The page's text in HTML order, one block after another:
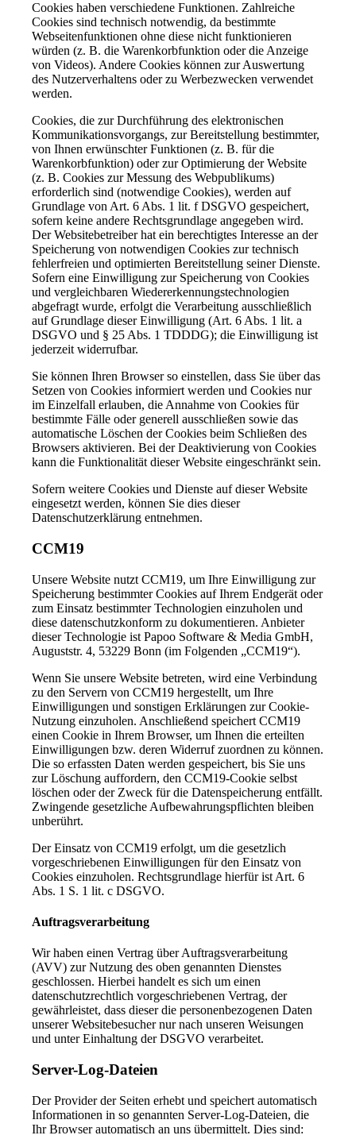
Cookies haben verschiedene Funktionen. Zahlreiche
Cookies sind technisch notwendig, da bestimmte
Webseitenfunktionen ohne diese nicht funktionieren
würden (z. B. die Warenkorbfunktion oder die Anzeige
von Videos). Andere Cookies können zur Auswertung
des Nutzerverhaltens oder zu Werbezwecken verwendet
werden.
Cookies, die zur Durchführung des elektronischen
Kommunikationsvorgangs, zur Bereitstellung bestimmter,
von Ihnen erwünschter Funktionen (z. B. für die
Warenkorbfunktion) oder zur Optimierung der Website
(z. B. Cookies zur Messung des Webpublikums)
erforderlich sind (notwendige Cookies), werden auf
Grundlage von Art. 6 Abs. 1 lit. f DSGVO gespeichert,
sofern keine andere Rechtsgrundlage angegeben wird.
Der Websitebetreiber hat ein berechtigtes Interesse an der
Speicherung von notwendigen Cookies zur technisch
fehlerfreien und optimierten Bereitstellung seiner Dienste.
Sofern eine Einwilligung zur Speicherung von Cookies
und vergleichbaren Wiedererkennungstechnologien
abgefragt wurde, erfolgt die Verarbeitung ausschließlich
auf Grundlage dieser Einwilligung (Art. 6 Abs. 1 lit. a
DSGVO und § 25 Abs. 1 TDDDG); die Einwilligung ist
jederzeit widerrufbar.
Sie können Ihren Browser so einstellen, dass Sie über das
Setzen von Cookies informiert werden und Cookies nur
im Einzelfall erlauben, die Annahme von Cookies für
bestimmte Fälle oder generell ausschließen sowie das
automatische Löschen der Cookies beim Schließen des
Browsers aktivieren. Bei der Deaktivierung von Cookies
kann die Funktionalität dieser Website eingeschränkt sein.
Sofern weitere Cookies und Dienste auf dieser Website
eingesetzt werden, können Sie dies dieser
Datenschutzerklärung entnehmen.
CCM19
Unsere Website nutzt CCM19, um Ihre Einwilligung zur
Speicherung bestimmter Cookies auf Ihrem Endgerät oder
zum Einsatz bestimmter Technologien einzuholen und
diese datenschutzkonform zu dokumentieren. Anbieter
dieser Technologie ist Papoo Software & Media GmbH,
Auguststr. 4, 53229 Bonn (im Folgenden „CCM19“).
Wenn Sie unsere Website betreten, wird eine Verbindung
zu den Servern von CCM19 hergestellt, um Ihre
Einwilligungen und sonstigen Erklärungen zur Cookie-
Nutzung einzuholen. Anschließend speichert CCM19
einen Cookie in Ihrem Browser, um Ihnen die erteilten
Einwilligungen bzw. deren Widerruf zuordnen zu können.
Die so erfassten Daten werden gespeichert, bis Sie uns
zur Löschung auffordern, den CCM19-Cookie selbst
löschen oder der Zweck für die Datenspeicherung entfällt.
Zwingende gesetzliche Aufbewahrungspflichten bleiben
unberührt.
Der Einsatz von CCM19 erfolgt, um die gesetzlich
vorgeschriebenen Einwilligungen für den Einsatz von
Cookies einzuholen. Rechtsgrundlage hierfür ist Art. 6
Abs. 1 S. 1 lit. c DSGVO.
Auftragsverarbeitung
Wir haben einen Vertrag über Auftragsverarbeitung
(AVV) zur Nutzung des oben genannten Dienstes
geschlossen. Hierbei handelt es sich um einen
datenschutzrechtlich vorgeschriebenen Vertrag, der
gewährleistet, dass dieser die personenbezogenen Daten
unserer Websitebesucher nur nach unseren Weisungen
und unter Einhaltung der DSGVO verarbeitet.
Server-Log-Dateien
Der Provider der Seiten erhebt und speichert automatisch
Informationen in so genannten Server-Log-Dateien, die
Ihr Browser automatisch an uns übermittelt. Dies sind: